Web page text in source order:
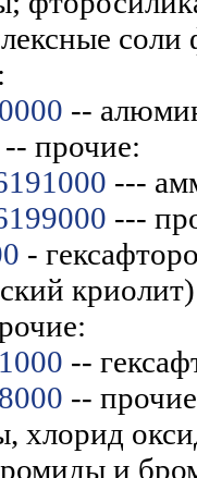
соли
--
-- прочие:
---
---
-
криолит)
--
-- прочие
хлорид
и